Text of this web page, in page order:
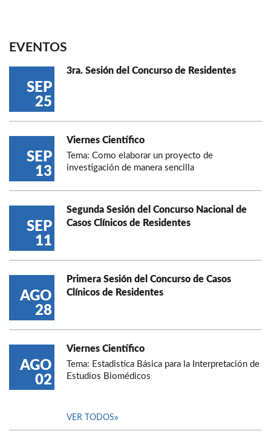
EVENTOS
SEP
25
3ra. Sesión del Concurso de Residentes
SEP
13
Viernes Científico
Tema: Como elaborar un proyecto de
investigación de manera sencilla
SEP
11
Segunda Sesión del Concurso Nacional de
Casos Clínicos de Residentes
AGO
28
Primera Sesión del Concurso de Casos
Clínicos de Residentes
AGO
02
Viernes Científico
Tema: Estadistica Básica para la Interpretación de
Estudios Biomédicos
VER TODOS